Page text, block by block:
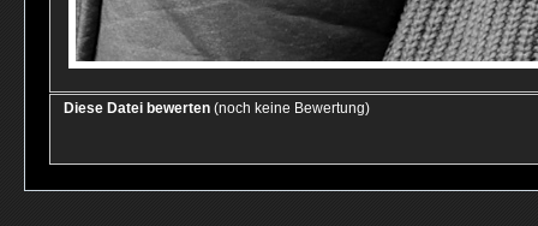
Diese Datei bewerten (noch keine Bewertung)